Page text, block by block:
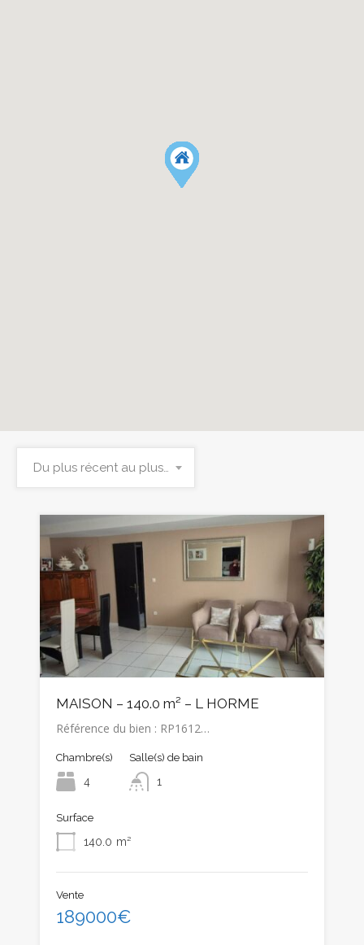
Du plus récent au plus ancien
MAISON – 140.0 m² – L HORME
Référence du bien : RP1612…
Chambre(s)
4
Salle(s) de bain
1
Surface
140.0 m²
Vente
189000€